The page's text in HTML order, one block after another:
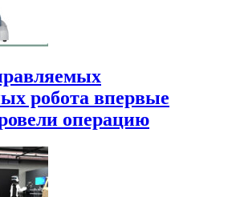
робота впервые
операцию